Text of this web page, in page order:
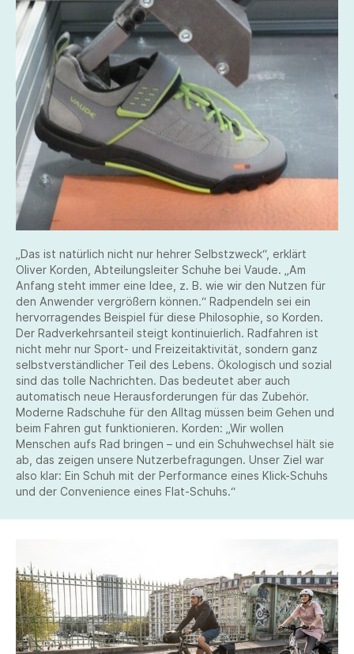
„Das ist natürlich nicht nur hehrer Selbstzweck“, erklärt
Oliver Korden, Abteilungsleiter Schuhe bei Vaude. „Am
Anfang steht immer eine Idee, z. B. wie wir den Nutzen für
den Anwender vergrößern können.“ Radpendeln sei ein
hervorragendes Beispiel für diese Philosophie, so Korden.
Der Radverkehrsanteil steigt kontinuierlich. Radfahren ist
nicht mehr nur Sport- und Freizeitaktivität, sondern ganz
selbstverständlicher Teil des Lebens. Ökologisch und sozial
sind das tolle Nachrichten. Das bedeutet aber auch
automatisch neue Herausforderungen für das Zubehör.
Moderne Radschuhe für den Alltag müssen beim Gehen und
beim Fahren gut funktionieren. Korden: „Wir wollen
Menschen aufs Rad bringen – und ein Schuhwechsel hält sie
ab, das zeigen unsere Nutzerbefragungen. Unser Ziel war
also klar: Ein Schuh mit der Performance eines Klick-Schuhs
und der Convenience eines Flat-Schuhs.“